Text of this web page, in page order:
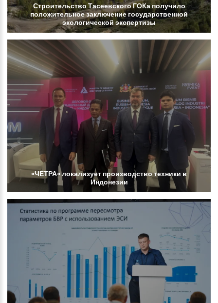
СтроительствоТасеевскогоГОКаполучило
положительноезаключениегосударственной
экологической экспертизы
«ЧЕТРА»локализует производствотехники в
Индонезии